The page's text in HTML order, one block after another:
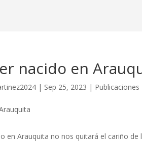
nacido en
| Sep 25, 2023 | Publicaciones
en Arauquita no nos quitará el cariño